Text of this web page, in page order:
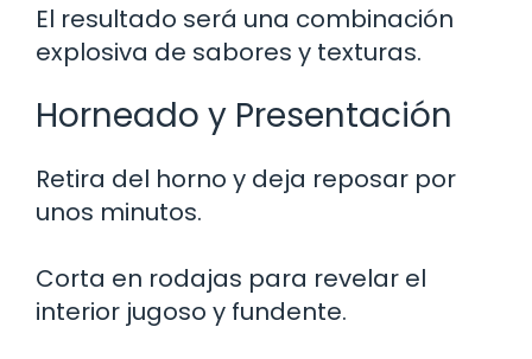
El resultado será una combinación
explosiva de sabores y texturas.
Horneado y Presentación
Retira del horno y deja reposar por
unos minutos.
Corta en rodajas para revelar el
interior jugoso y fundente.